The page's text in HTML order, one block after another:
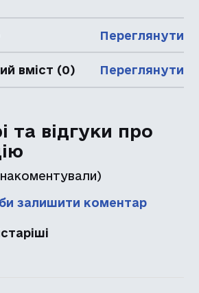
Переглянути
вміст (0) Переглянути
та відгуки про
залишити коментар